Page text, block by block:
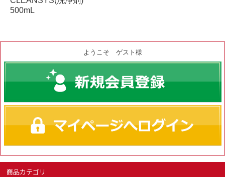
ようこそ ゲスト様
商品カテゴリ
500mL